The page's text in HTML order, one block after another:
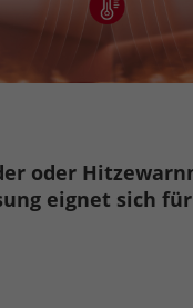
oder
eignet sich